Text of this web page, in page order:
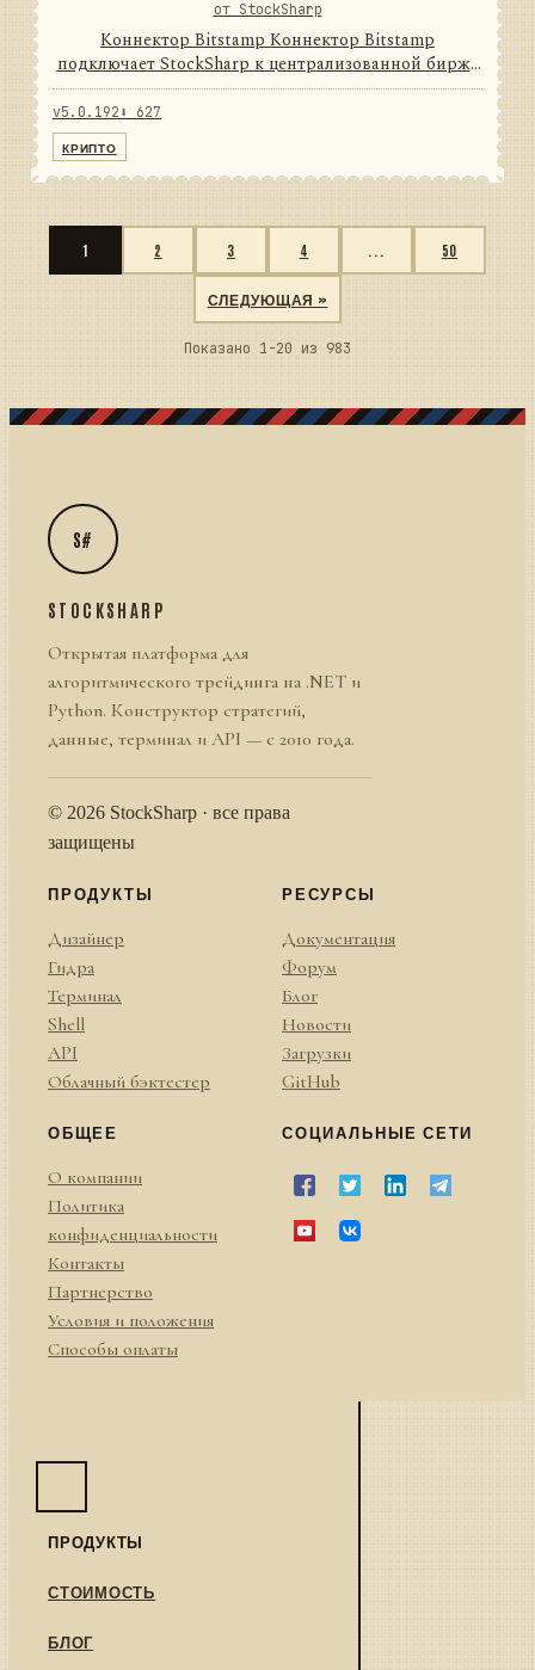
от StockSharp
Коннектор Bitstamp Коннектор Bitstamp
подключает StockSharp к централизованной бирже
цифровых активов. Он переводит данные и
операции провайдера в единую модель сообщений
v5.0.192 ⬇ 627
КРИПТО
1 2 3 4 50
СЛЕДУЮЩАЯ »
Показано 1-20 из 983
S#
STOCKSHARP
Открытая платформа для
алгоритмического трейдинга на .NET и
Python. Конструктор стратегий,
данные, терминал и API — с 2010 года.
© 2026 StockSharp · все права
защищены
ПРОДУКТЫ
Дизайнер
Гидра
Терминал
Shell
API
Облачный бэктестер
РЕСУРСЫ
Документация
Форум
Блог
Новости
Загрузки
GitHub
ОБЩЕЕ
О компании
Политика
конфиденциальности
Контакты
Партнерство
Условия и положения
Способы оплаты
СОЦИАЛЬНЫЕ СЕТИ
ПРОДУКТЫ
СТОИМОСТЬ
БЛОГ